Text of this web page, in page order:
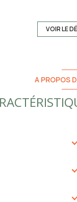
VOIR LE
A PROPOS